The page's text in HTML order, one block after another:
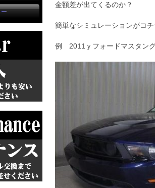
金額差が出てくるのか？
簡単なシミュレーションがコ
例 2011ｙフォードマスタン